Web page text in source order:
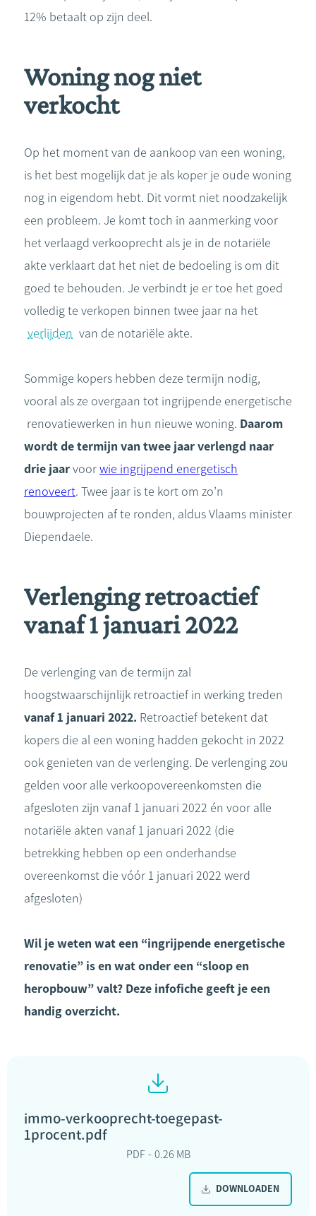
12% betaalt op zijn deel.
Woning nog niet
verkocht
Op het moment van de aankoop van een woning,
is het best mogelijk dat je als koper je oude woning
nog in eigendom hebt. Dit vormt niet noodzakelijk
een probleem. Je komt toch in aanmerking voor
het verlaagd verkooprecht als je in de notariële
akte verklaart dat het niet de bedoeling is om dit
goed te behouden. Je verbindt je er toe het goed
volledig te verkopen binnen twee jaar na het
verlijden van de notariële akte.
Sommige kopers hebben deze termijn nodig,
vooral als ze overgaan tot ingrijpende energetische
renovatiewerken in hun nieuwe woning. Daarom
wordt de termijn van twee jaar verlengd naar
drie jaarvoorwie ingrijpend energetisch
renoveert. Twee jaar is te kort om zo’n
bouwprojecten af te ronden, aldus Vlaams minister
Diependaele.
Verlenging retroactief
vanaf 1 januari 2022
De verlenging van de termijn zal
hoogstwaarschijnlijk retroactief in werking treden
vanaf 1 januari 2022. Retroactief betekent dat
kopers die al een woning hadden gekocht in 2022
ook genieten van de verlenging. De verlenging zou
gelden voor alle verkoopovereenkomsten die
afgesloten zijn vanaf 1 januari 2022 én voor alle
notariële akten vanaf 1 januari 2022 (die
betrekking hebben op een onderhandse
overeenkomst die vóór 1 januari 2022 werd
afgesloten)
Wil je weten wat een “ingrijpende energetische
renovatie” is en wat onder een “sloop en
heropbouw” valt? Deze infofiche geeft je een
handig overzicht.
immo-verkooprecht-toegepast-
1procent.pdf
PDF 0.26 MB
DOWNLOADEN